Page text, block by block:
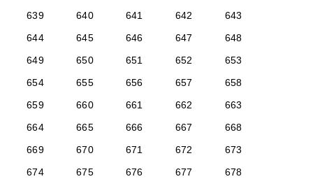
639
640 641 642
643
644
645 646 647
648
649
650 651 652
653
654
655 656 657
658
659
660 661 662
663
664
665 666 667
668
669
670 671 672
673
674
675 676 677
678